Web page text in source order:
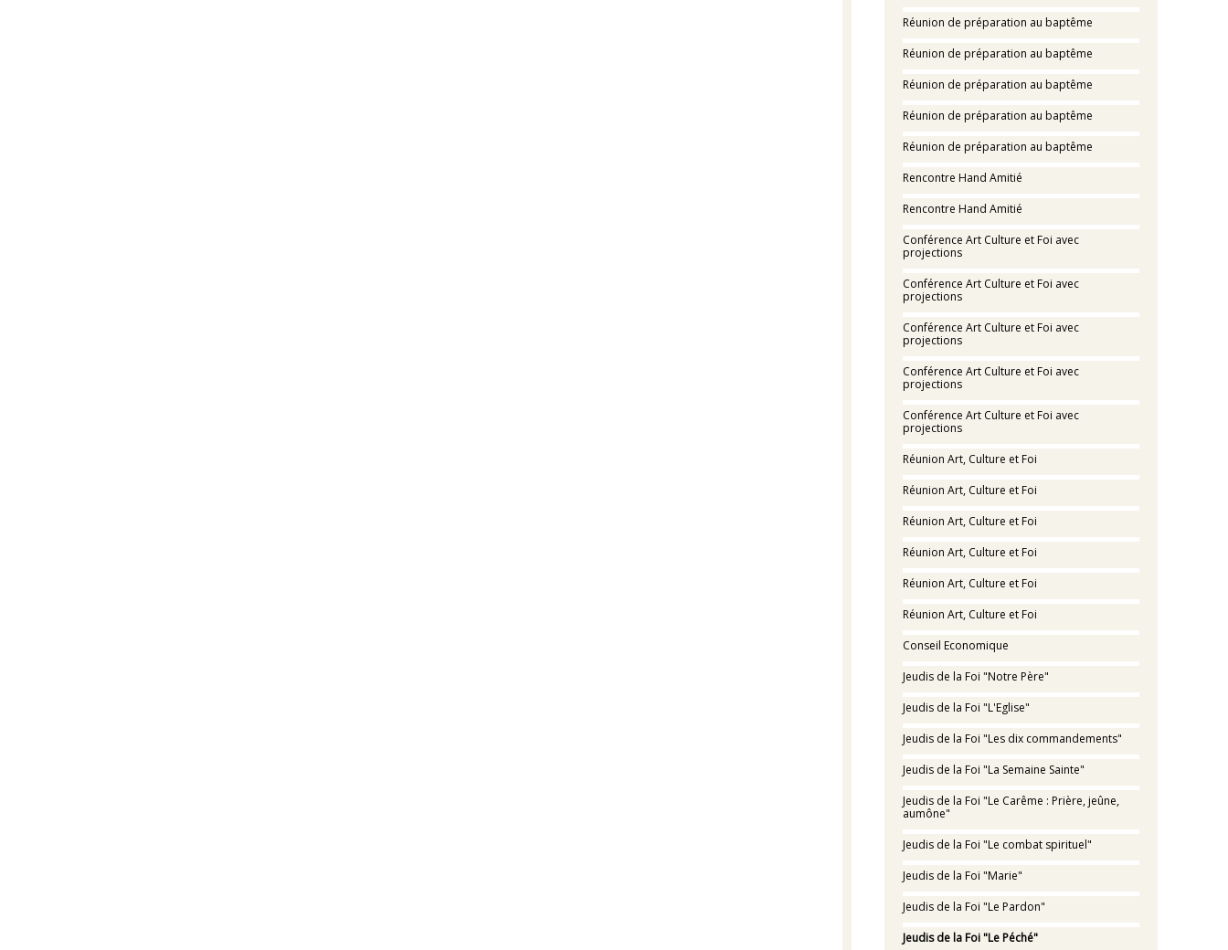
Réunion de préparation au baptême
Réunion de préparation au baptême
Réunion de préparation au baptême
Réunion de préparation au baptême
Réunion de préparation au baptême
Rencontre Hand Amitié
Rencontre Hand Amitié
Conférence Art Culture et Foi avec
projections
Conférence Art Culture et Foi avec
projections
Conférence Art Culture et Foi avec
projections
Conférence Art Culture et Foi avec
projections
Conférence Art Culture et Foi avec
projections
Réunion Art, Culture et Foi
Réunion Art, Culture et Foi
Réunion Art, Culture et Foi
Réunion Art, Culture et Foi
Réunion Art, Culture et Foi
Réunion Art, Culture et Foi
Conseil Economique
Jeudis de la Foi "Notre Père"
Jeudis de la Foi "L'Eglise"
Jeudis de la Foi "Les dix commandements"
Jeudis de la Foi "La Semaine Sainte"
Jeudis de la Foi "Le Carême : Prière, jeûne,
aumône"
Jeudis de la Foi "Le combat spirituel"
Jeudis de la Foi "Marie"
Jeudis de la Foi "Le Pardon"
Jeudis de la Foi "Le Péché"